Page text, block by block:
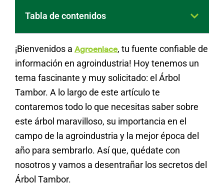
Tabla de contenidos
¡Bienvenidos a Agroenlace, tu fuente confiable de
información en agroindustria! Hoy tenemos un
tema fascinante y muy solicitado: el Árbol
Tambor. A lo largo de este artículo te
contaremos todo lo que necesitas saber sobre
este árbol maravilloso, su importancia en el
campo de la agroindustria y la mejor época del
año para sembrarlo. Así que, quédate con
nosotros y vamos a desentrañar los secretos del
Árbol Tambor.